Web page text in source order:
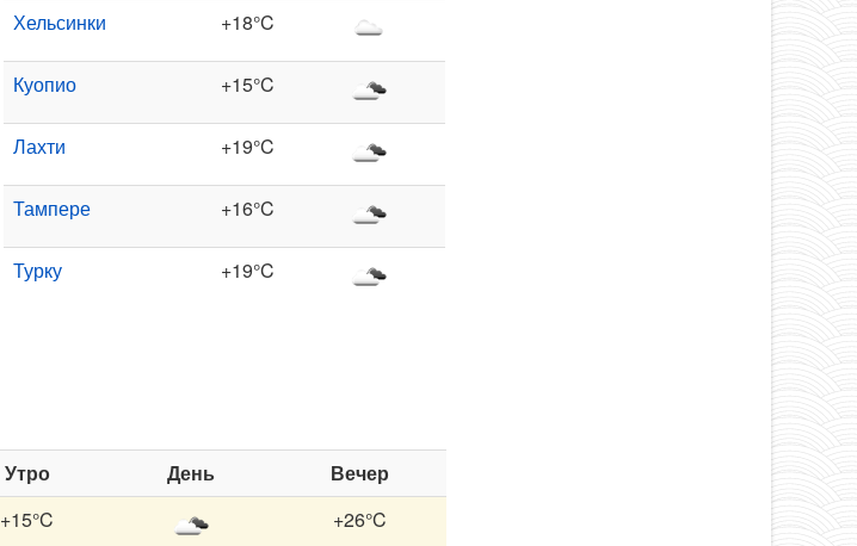
Хельсинки +18°C
Куопио +15°C
Лахти +19°C
Тампере +16°C
Турку +19°C
Утро День Вечер
+15°C
+26°C